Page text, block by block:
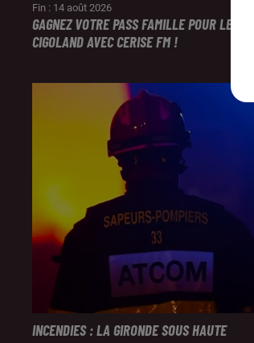
Fin : 14 août 2026
GAGNEZ VOTRE PASS FAMILLE POUR LE PARC
CIGOLAND AVEC CERISE FM !
INCENDIES : LA GIRONDE SOUS HAUTE